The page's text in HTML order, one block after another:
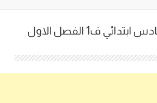
اختبار استماع انجليزي سادس ابتدائي ف1 الفصل الاول